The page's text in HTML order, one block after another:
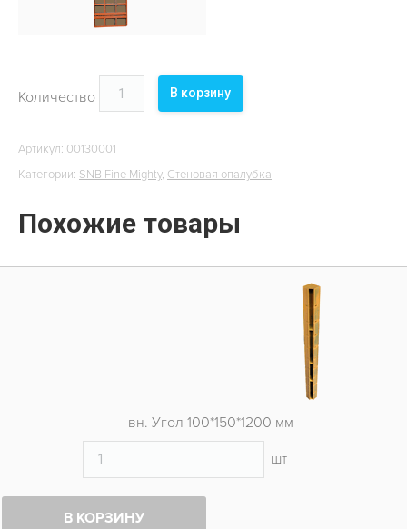
Количество В корзину
Артикул: 00130001
Категории: SNB Fine Mighty, Стеновая опалубка
Похожие товары
вн. Угол 100*150*1200 мм
шт
В КОРЗИНУ